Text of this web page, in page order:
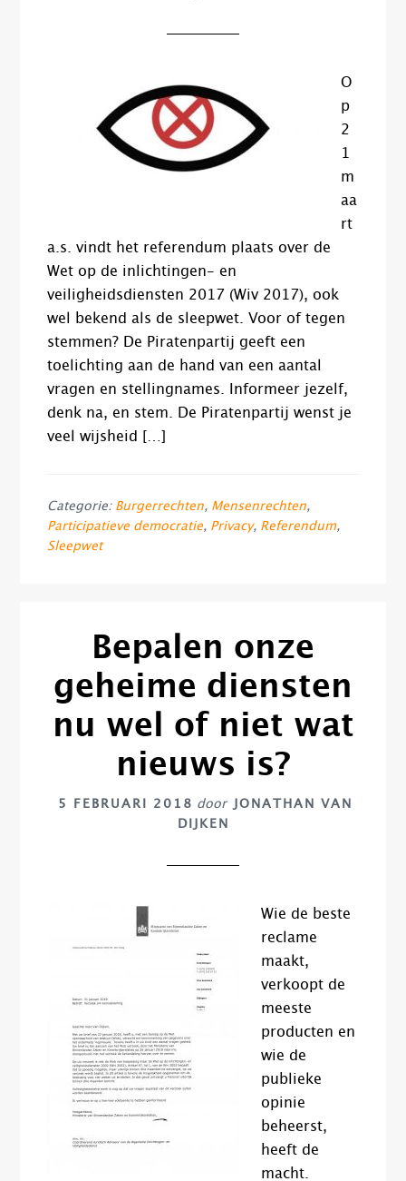
O
p
2
1
m
aa
rt
a.s. vindt het referendum plaats over de
Wet op de inlichtingen- en
veiligheidsdiensten 2017 (Wiv 2017), ook
wel bekend als de sleepwet. Voor of tegen
stemmen? De Piratenpartij geeft een
toelichting aan de hand van een aantal
vragen en stellingnames. Informeer jezelf,
denk na, en stem. De Piratenpartij wenst je
veel wijsheid […]
Categorie: Burgerrechten, Mensenrechten,
Participatieve democratie, Privacy, Referendum,
Sleepwet
Bepalen onze
geheime diensten
nu wel of niet wat
nieuws is?
5 FEBRUARI 2018 door
JONATHAN VAN
DIJKEN
Wie de beste
reclame
maakt,
verkoopt de
meeste
producten en
wie de
publieke
opinie
beheerst,
heeft de
macht.